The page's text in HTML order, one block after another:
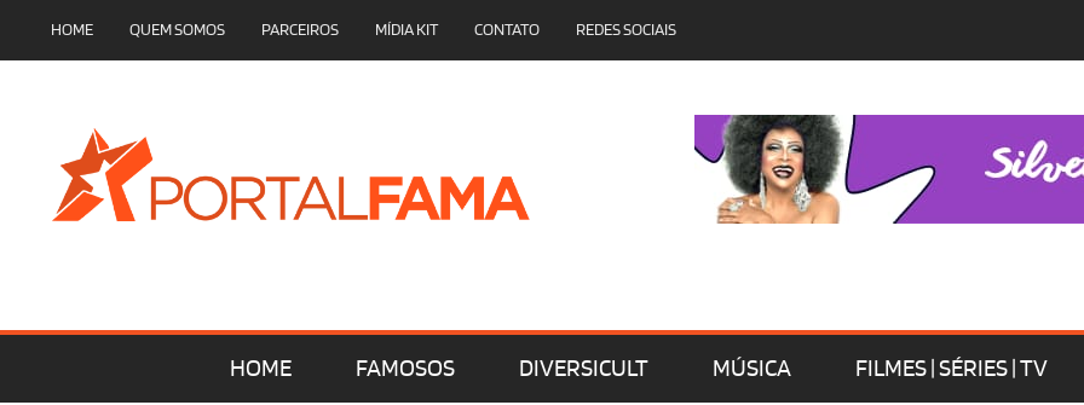
HOME QUEM SOMOS PARCEIROS MÍDIA KIT CONTATO REDES SOCIAIS
HOME FAMOSOS DIVERSICULT MÚSICA FILMES | SÉRIES | TV